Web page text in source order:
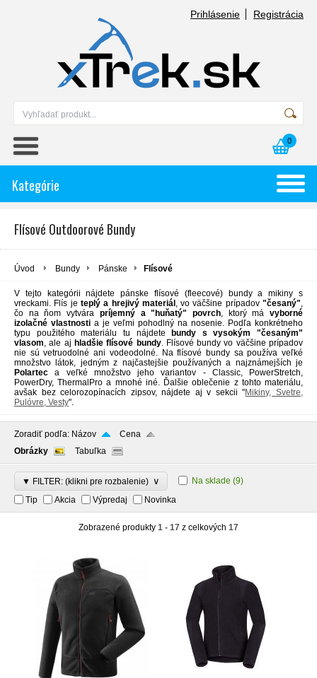
Prihlásenie Registrácia
0
Kategórie
Flísové Outdoorové Bundy
Úvod Bundy Pánske Flísové
V tejto kategórii nájdete pánske flísové (fleecové) bundy a mikiny s
vreckami. Flís je teplý a hrejivý materiál , vo väčšine prípadov"česaný",
čo na ňom vytvára príjemný a "huňatý" povrch, ktorý má vyborné
izolačné vlastnosti a je veľmi pohodlný na nosenie. Podľa konkrétneho
typu použitého materiálu tu nájdete
bundy s vysokým "česaným"
vlasom, ale aj hladšie flísové bundy. Flísové bundy vo väčšine prípadov
nie sú vetruodolné ani vodeodolné. Na flísové bundy sa používa veľké
množstvo látok, jedným z najčastejšie používaných a najznámejších je
Polartec a veľké množstvo jeho variantov - Classic, PowerStretch,
PowerDry, ThermalPro a mnohé iné. Ďalšie oblečenie z tohto materiálu,
avšak bez celorozopínacích zipsov, nájdete aj v sekcii "Mikiny, Svetre,
Pulóvre, Vesty".
Zoradiť podľa: Názov
Cena
Obrázky
Tabuľka
▼ FILTER: (klikni pre rozbalenie) ∨ Na sklade (9)
Tip
Akcia Výpredaj Novinka
Zobrazené produkty 1 - 17 z celkových 17